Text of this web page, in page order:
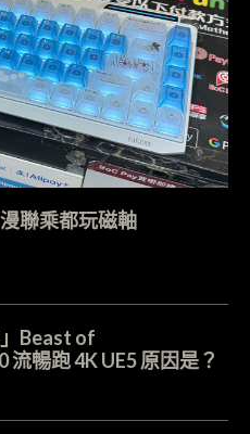
聯乘都玩磁軸
Beast of
暢跑 4K UE5 原因是？